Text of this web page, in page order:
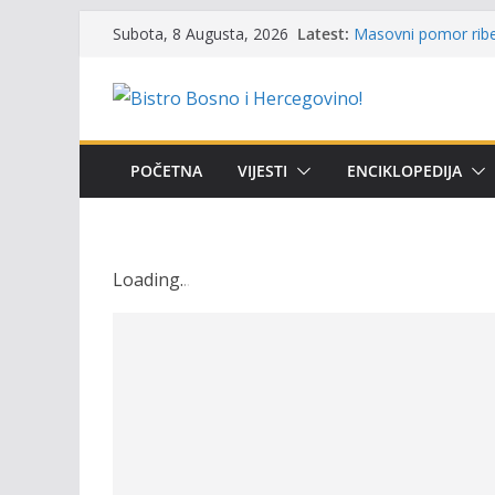
Skip
content
Subota, 8 Augusta, 2026 Latest: Masovni pomor
Poziv za učešće u
Obavještenje
osobe sa
POČETNA VIJESTI ENCIKLOPEDIJA
Loading...